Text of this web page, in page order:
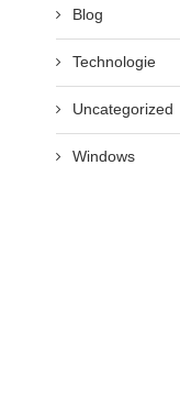
Blog
Technologie
Uncategorized
Windows